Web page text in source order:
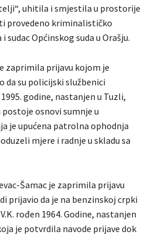
uhitila i smjestila u prostorije
provedeno kriminalističko
Općinskog suda u Orašju.
zaprimila prijavu kojom je
da su policijski službenici
godine, nastanjen u Tuzli,
osnovi sumnje u
je upućena patrolna ophodnja
mjere i radnje u skladu sa
Šamac je zaprimila prijavu
prijavio da je na benzinskoj crpki
rođen 1964. Godine, nastanjen
je potvrdila navode prijave dok